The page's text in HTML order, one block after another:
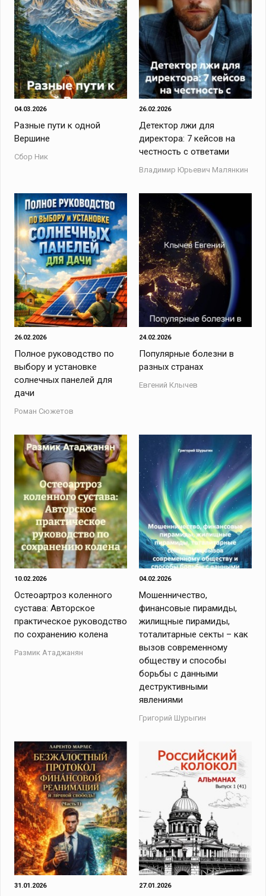
04.03.2026
Разные пути к одной
Вершине
Сбор Ник
26.02.2026
Детектор лжи для
директора: 7 кейсов на
честность с ответами
Владимир Юрьевич Малянкин
26.02.2026
Полное руководство по
выбору и установке
солнечных панелей для
дачи
Роман Сюжетов
24.02.2026
Популярные болезни в
разных странах
Евгений Клычев
10.02.2026
Остеоартроз коленного
сустава: Авторское
практическое руководство
по сохранению колена
Размик Атаджанян
04.02.2026
Мошенничество,
финансовые пирамиды,
жилищные пирамиды,
тоталитарные секты – как
вызов современному
обществу и способы
борьбы с данными
деструктивными
явлениями
Григорий Шурыгин
31.01.2026 27.01.2026